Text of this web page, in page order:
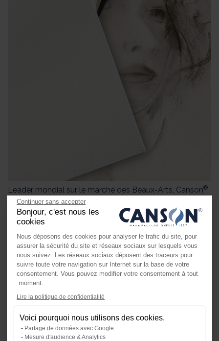
Leader mondial sur le marché des Beaux-Arts, Canson®
accompagne les artistes, designers, architectes,
dessinateurs de BD, amateurs, étudiants et écoliers en
fabriquant un large assortiment de papiers de qualité
supérieure, mais également en défendant, depuis ses
origines, la création et la place de l’art dans la société.
De la célèbre montgolfière à l’enveloppe faite de papier
s’élevant dans les airs pour la première fois en 1782, au
papier dessin blanc ou couleur, papier calque, papier
pour l’huile ou l’acrylique en passant par le papier
photographie numérique, Canson®n’a de cesse de
rendre l’aventure de la création accessible à tous.
Continuer sans accepter
Bonjour, c'est nous les
cookies
Nous déposons des cookies pour analyser le trafic du site, pour
assurer la sécurité du site et réseaux sociaux sur lesquels vous
nous suivez. Les réseaux sociaux déposent des traceurs pour
suivre toute votre navigation sur Internet sur la base de votre
consentement. Vous pouvez modifier votre consentement à tout
moment.
Lire la politique de confidentialité
Voici pourquoi nous utilisons des cookies.
Partage de données avec Google
Mesure d'audience & Analytics
Axeptio consent
Notre plateforme vous permet